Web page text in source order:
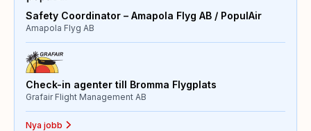
Safety Coordinator – Amapola Flyg AB / PopulAir
Amapola Flyg AB
Check-in agenter till Bromma Flygplats
Grafair Flight Management AB
Nya jobb